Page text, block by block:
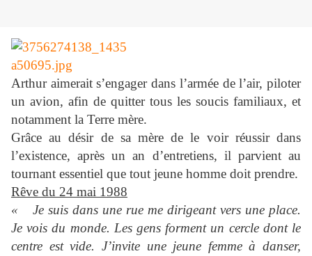
Arthur aimerait s’engager dans l’armée de l’air, piloter
un avion, afin de quitter tous les soucis familiaux, et
notamment la Terre mère.
Grâce au désir de sa mère de le voir réussir dans
l’existence, après un an d’entretiens, il parvient au
tournant essentiel que tout jeune homme doit prendre.
Rêve du 24 mai 1988
« Je suis dans une rue me dirigeant vers une place.
Je vois du monde. Les gens forment un cercle dont le
centre est vide. J’invite une jeune femme à danser,